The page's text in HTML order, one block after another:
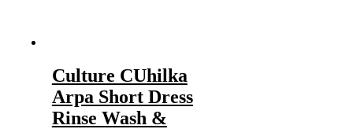
Culture CUhilka
Arpa Short Dress
Rinse Wash &